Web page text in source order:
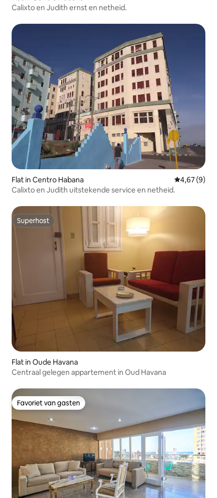
Calixto en Judith ernst en netheid.
Flat in Centro Habana Gemiddelde
4,67 (9)
Calixto en Judith uitstekende service en netheid.
Superhost
Superhost
Flat in Oude Havana
Centraal gelegen appartement in Oud Havana
Favoriet van gasten
Favoriet van gasten